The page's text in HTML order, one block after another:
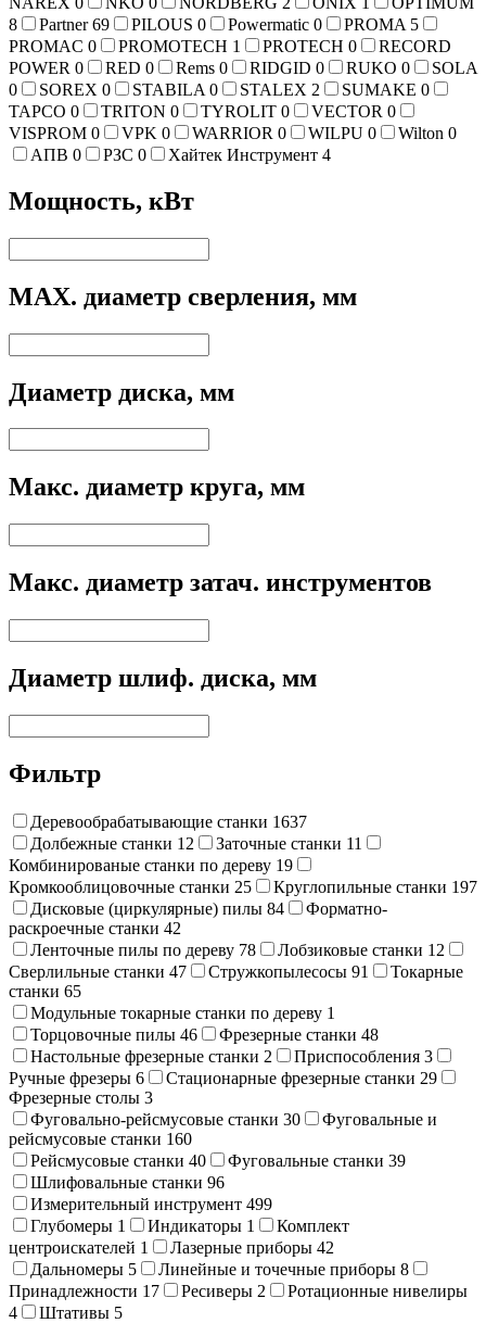
8
Partner69 PILOUS 0 Powermatic 0 PROMA 5
PROMAC 0 PROMOTECH 1 PROTECH 0
RECORD
POWER 0 RED 0 Rems 0 RIDGID 0 RUKO 0
SOLA
0
SOREX 0 STABILA 0 STALEX 2 SUMAKE 0
TAPCO 0 TRITON 0 TYROLIT 0 VECTOR 0
VISPROM 0 VPK 0 WARRIOR 0 WILPU 0 Wilton 0
АПВ 0 РЗС 0 Хайтек Инструмент 4
Мощность, кВт
MAX. диаметр сверления, мм
Диаметр диска, мм
Макс. диаметр круга, мм
Макс. диаметр затач. инструментов
Диаметр шлиф. диска, мм
Фильтр
Деревообрабатывающие станки 1637
Долбежные станки 12 Заточные станки 11
Комбинированые станки по дереву 19
Кромкооблицовочные станки 25 Круглопильные станки 197
Дисковые (циркулярные) пилы 84
Форматно-
раскроечные станки 42
Ленточные пилы по дереву 78 Лобзиковые станки 12
Сверлильные станки 47 Стружкопылесосы 91
Токарные
станки 65
Модульные токарные станки по дереву 1
Торцовочные пилы 46 Фрезерные станки 48
Настольные фрезерные станки 2 Приспособления 3
Ручные фрезеры 6 Стационарные фрезерные станки 29
Фрезерные столы 3
Фуговально-рейсмусовые станки 30
Фуговальные и
рейсмусовые станки 160
Рейсмусовые станки 40 Фуговальные станки 39
Шлифовальные станки 96
Измерительный инструмент 499
Глубомеры 1 Индикаторы 1
Комплект
центроискателей 1 Лазерные приборы 42
Дальномеры 5 Линейные и точечные приборы 8
Принадлежности 17 Ресиверы 2
Ротационные нивелиры
4
Штативы 5